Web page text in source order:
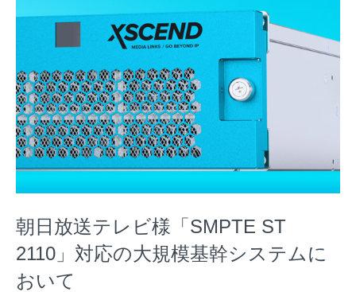
朝日放送テレビ様「SMPTE ST
2110」対応の大規模基幹システムに
おいて